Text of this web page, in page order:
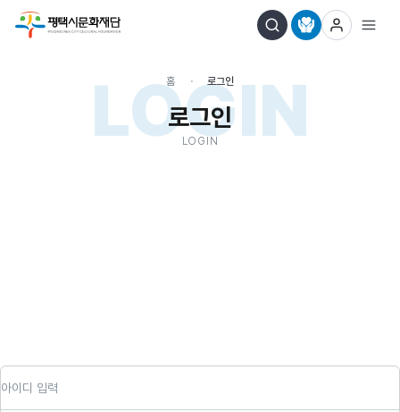
LOGIN
홈 로그인
로그인
LOGIN